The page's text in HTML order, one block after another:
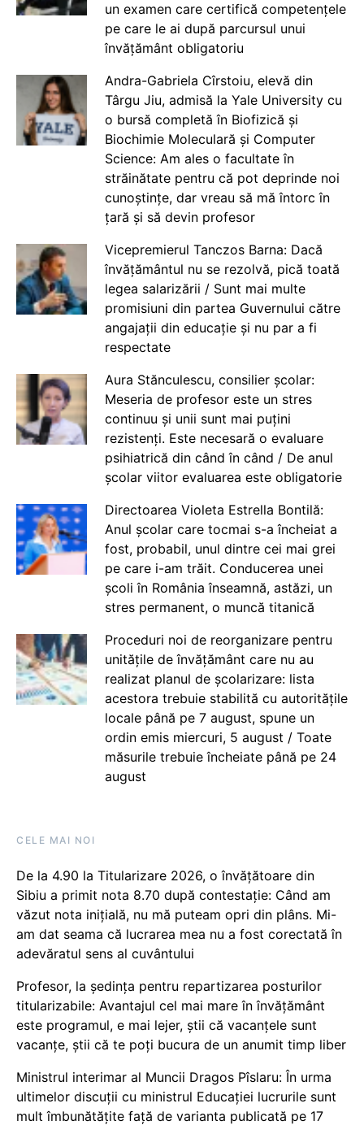
un examen care certifică competențele
pe care le ai după parcursul unui
învățământ obligatoriu
Andra-Gabriela Cîrstoiu, elevă din
Târgu Jiu, admisă la Yale University cu
o bursă completă în Biofizică și
Biochimie Moleculară și Computer
Science: Am ales o facultate în
străinătate pentru că pot deprinde noi
cunoștințe, dar vreau să mă întorc în
țară și să devin profesor
Vicepremierul Tanczos Barna: Dacă
învățământul nu se rezolvă, pică toată
legea salarizării / Sunt mai multe
promisiuni din partea Guvernului către
angajații din educație și nu par a fi
respectate
Aura Stănculescu, consilier școlar:
Meseria de profesor este un stres
continuu și unii sunt mai puțini
rezistenți. Este necesară o evaluare
psihiatrică din când în când / De anul
școlar viitor evaluarea este obligatorie
Directoarea Violeta Estrella Bontilă:
Anul școlar care tocmai s-a încheiat a
fost, probabil, unul dintre cei mai grei
pe care i-am trăit. Conducerea unei
școli în România înseamnă, astăzi, un
stres permanent, o muncă titanică
Proceduri noi de reorganizare pentru
unitățile de învățământ care nu au
realizat planul de școlarizare: lista
acestora trebuie stabilită cu autoritățile
locale până pe 7 august, spune un
ordin emis miercuri, 5 august / Toate
măsurile trebuie încheiate până pe 24
august
CELE MAI NOI
De la 4.90 la Titularizare 2026, o învățătoare din
Sibiu a primit nota 8.70 după contestație: Când am
văzut nota inițială, nu mă puteam opri din plâns. Mi-
am dat seama că lucrarea mea nu a fost corectată în
adevăratul sens al cuvântului
Profesor, la ședința pentru repartizarea posturilor
titularizabile: Avantajul cel mai mare în învățământ
este programul, e mai lejer, știi că vacanțele sunt
vacanţe, știi că te poți bucura de un anumit timp liber
Ministrul interimar al Muncii Dragos Pîslaru: În urma
ultimelor discuții cu ministrul Educației lucrurile sunt
mult îmbunătățite față de varianta publicată pe 17